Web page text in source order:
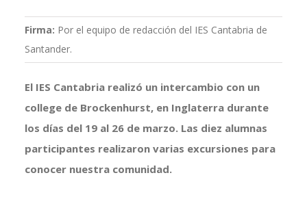
Firma: Por el equipo de redacción del IES Cantabria de
Santander.
El IES Cantabria realizó un intercambio con un
college de Brockenhurst, en Inglaterra durante
los días del 19 al 26 de marzo. Las diez alumnas
participantes realizaron varias excursiones para
conocer nuestra comunidad.